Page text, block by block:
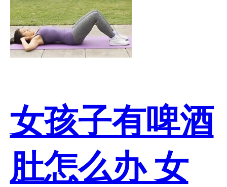
女孩子有啤酒
肚怎么办 女